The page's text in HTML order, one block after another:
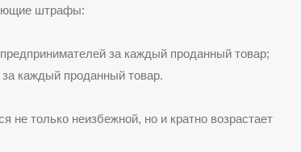
штрафы:
за каждый проданный товар;
каждый проданный товар.
не только неизбежной, но и кратно возрастает